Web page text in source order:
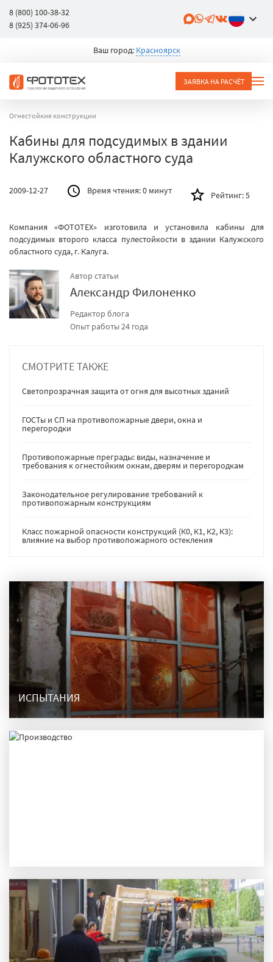
8 (800) 100-38-32
8 (925) 374-06-96
Ваш город: Красноярск
ЗАЯВКА НА РАСЧЁТ
Огнестойкие конструкции
Кабины для подсудимых в здании
Калужского областного суда
2009-12-27 Время чтения:0 минут Рейтинг:5
Компания «ФОТОТЕХ» изготовила и установила кабины для
подсудимых второго класса пулестойкости в здании Калужского
областного суда, г. Калуга.
Автор статьи
Александр Филоненко
Редактор блога
Опыт работы 24 года
СМОТРИТЕ ТАКЖЕ
Светопрозрачная защита от огня для высотных зданий
ГОСТы и СП на противопожарные двери, окна и
перегородки
Противопожарные преграды: виды, назначение и
требования к огнестойким окнам, дверям и перегородкам
Законодательное регулирование требований к
противопожарным конструкциям
Класс пожарной опасности конструкций (К0, К1, К2, К3):
влияние на выбор противопожарного остекления
ИСПЫТАНИЯ